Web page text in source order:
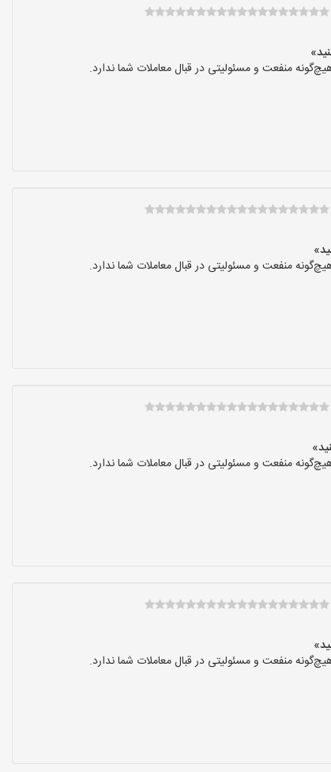
منفعت و مسئولیتی در قبال معاملات شما ندارد.
منفعت و مسئولیتی در قبال معاملات شما ندارد.
منفعت و مسئولیتی در قبال معاملات شما ندارد.
منفعت و مسئولیتی در قبال معاملات شما ندارد.